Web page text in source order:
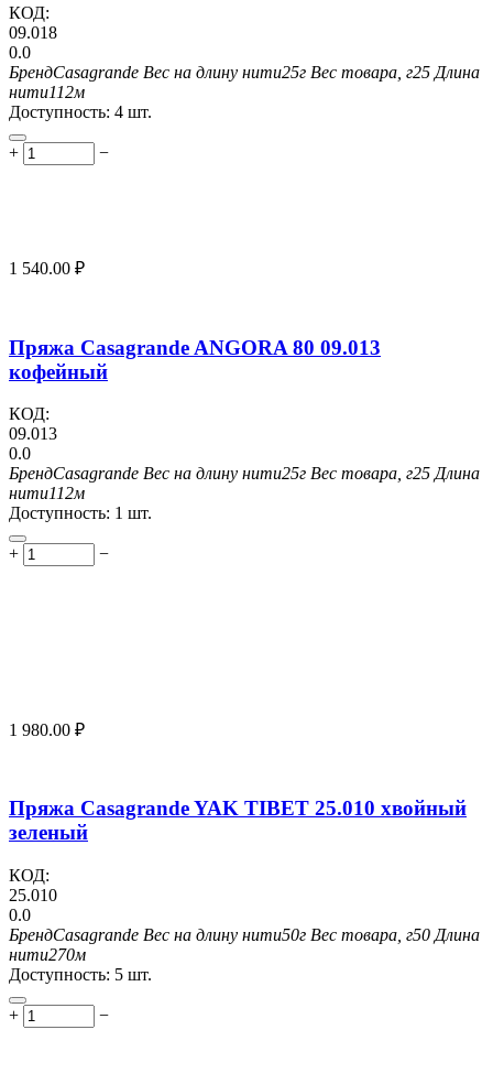
КОД:
09.018
0.0
БрендCasagrande Вес на длину нити25г Вес товара, г25 Длина
нити112м
Доступность: 4 шт.
+ −
1 540.00 ₽
Пряжа Casagrande ANGORA 80 09.013
кофейный
КОД:
09.013
0.0
БрендCasagrande Вес на длину нити25г Вес товара, г25 Длина
нити112м
Доступность: 1 шт.
+ −
1 980.00 ₽
Пряжа Casagrande YAK TIBET 25.010 хвойный
зеленый
КОД:
25.010
0.0
БрендCasagrande Вес на длину нити50г Вес товара, г50 Длина
нити270м
Доступность: 5 шт.
+ −